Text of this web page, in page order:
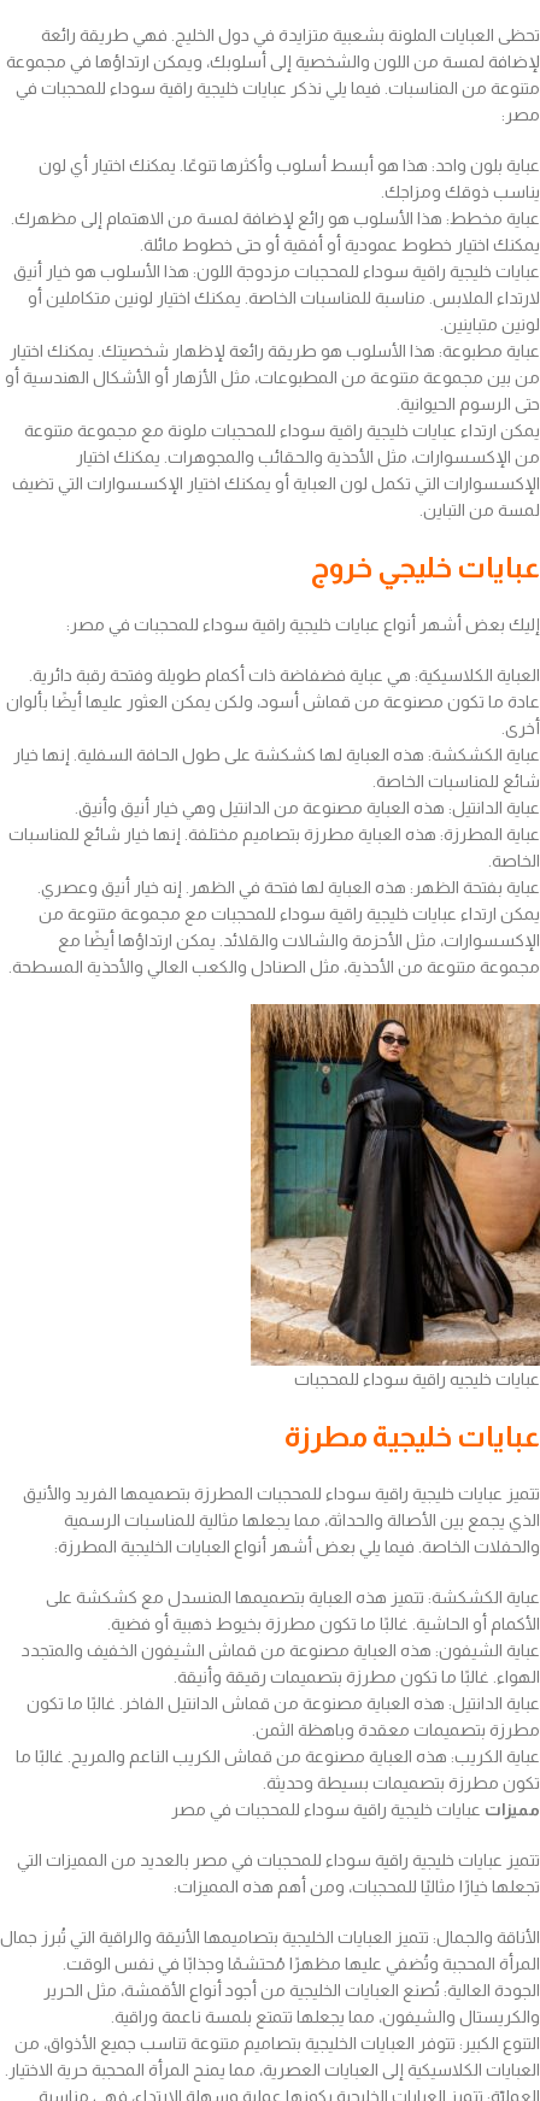
تحظى العبايات الملونة بشعبية متزايدة في دول الخليج. فهي طريقة رائعة
لإضافة لمسة من اللون والشخصية إلى أسلوبك، ويمكن ارتداؤها في مجموعة
متنوعة من المناسبات. فيما يلي نذكر عبايات خليجية راقية سوداء للمحجبات في
مصر:
عباية بلون واحد: هذا هو أبسط أسلوب وأكثرها تنوعًا. يمكنك اختيار أي لون
يناسب ذوقك ومزاجك.
عباية مخطط: هذا الأسلوب هو رائع لإضافة لمسة من الاهتمام إلى مظهرك.
يمكنك اختيار خطوط عمودية أو أفقية أو حتى خطوط مائلة.
عبايات خليجية راقية سوداء للمحجبات مزدوجة اللون: هذا الأسلوب هو خيار أنيق
لارتداء الملابس. مناسبة للمناسبات الخاصة. يمكنك اختيار لونين متكاملين أو
لونين متباينين.
عباية مطبوعة: هذا الأسلوب هو طريقة رائعة لإظهار شخصيتك. يمكنك اختيار
من بين مجموعة متنوعة من المطبوعات، مثل الأزهار أو الأشكال الهندسية أو
حتى الرسوم الحيوانية.
يمكن ارتداء عبايات خليجية راقية سوداء للمحجبات ملونة مع مجموعة متنوعة
من الإكسسوارات، مثل الأحذية والحقائب والمجوهرات. يمكنك اختيار
الإكسسوارات التي تكمل لون العباية أو يمكنك اختيار الإكسسوارات التي تضيف
لمسة من التباين.
عبايات خليجي خروج
إليك بعض أشهر أنواع عبايات خليجية راقية سوداء للمحجبات في مصر:
العباية الكلاسيكية: هي عباية فضفاضة ذات أكمام طويلة وفتحة رقبة دائرية.
عادة ما تكون مصنوعة من قماش أسود، ولكن يمكن العثور عليها أيضًا بألوان
أخرى.
عباية الكشكشة: هذه العباية لها كشكشة على طول الحافة السفلية. إنها خيار
شائع للمناسبات الخاصة.
عباية الدانتيل: هذه العباية مصنوعة من الدانتيل وهي خيار أنيق وأنيق.
عباية المطرزة: هذه العباية مطرزة بتصاميم مختلفة. إنها خيار شائع للمناسبات
الخاصة.
عباية بفتحة الظهر: هذه العباية لها فتحة في الظهر. إنه خيار أنيق وعصري.
يمكن ارتداء عبايات خليجية راقية سوداء للمحجبات مع مجموعة متنوعة من
الإكسسوارات، مثل الأحزمة والشالات والقلائد. يمكن ارتداؤها أيضًا مع
مجموعة متنوعة من الأحذية، مثل الصنادل والكعب العالي والأحذية المسطحة.
عبايات خليجيه راقية سوداء للمحجبات
عبايات خليجية مطرزة
تتميز عبايات خليجية راقية سوداء للمحجبات المطرزة بتصميمها الفريد والأنيق
الذي يجمع بين الأصالة والحداثة، مما يجعلها مثالية للمناسبات الرسمية
والحفلات الخاصة. فيما يلي بعض أشهر أنواع العبايات الخليجية المطرزة:
عباية الكشكشة: تتميز هذه العباية بتصميمها المنسدل مع كشكشة على
الأكمام أو الحاشية. غالبًا ما تكون مطرزة بخيوط ذهبية أو فضية.
عباية الشيفون: هذه العباية مصنوعة من قماش الشيفون الخفيف والمتجدد
الهواء. غالبًا ما تكون مطرزة بتصميمات رقيقة وأنيقة.
عباية الدانتيل: هذه العباية مصنوعة من قماش الدانتيل الفاخر. غالبًا ما تكون
مطرزة بتصميمات معقدة وباهظة الثمن.
عباية الكريب: هذه العباية مصنوعة من قماش الكريب الناعم والمريح. غالبًا ما
تكون مطرزة بتصميمات بسيطة وحديثة.
مميزات عبايات خليجية راقية سوداء للمحجبات في مصر
تتميز عبايات خليجية راقية سوداء للمحجبات في مصر بالعديد من المميزات التي
تجعلها خيارًا مثاليًا للمحجبات، ومن أهم هذه المميزات:
الأناقة والجمال: تتميز العبايات الخليجية بتصاميمها الأنيقة والراقية التي تُبرز جمال
المرأة المحجبة وتُضفي عليها مظهرًا مُحتشمًا وجذابًا في نفس الوقت.
الجودة العالية: تُصنع العبايات الخليجية من أجود أنواع الأقمشة، مثل الحرير
والكريستال والشيفون، مما يجعلها تتمتع بلمسة ناعمة وراقية.
التنوع الكبير: تتوفر العبايات الخليجية بتصاميم متنوعة تناسب جميع الأذواق، من
العبايات الكلاسيكية إلى العبايات العصرية، مما يمنح المرأة المحجبة حرية الاختيار.
العمليّة: تتميز العبايات الخليجية بكونها عملية وسهلة الارتداء، فهي مناسبة